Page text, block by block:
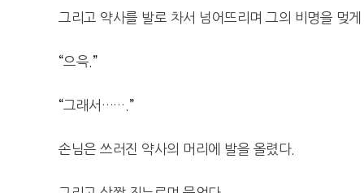
그리고 약사를 발로 차서 넘어뜨리며 그의 비명을 멎
“으윽 .”
“그래서…… .”
손님은 쓰러진 약사의 머리에 발을 올렸다.